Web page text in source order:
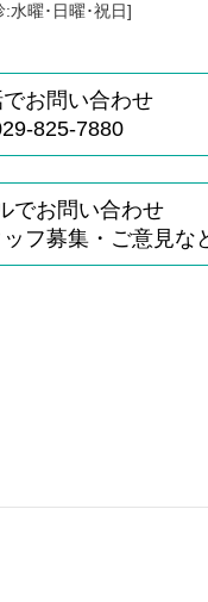
水曜･日曜･祝日]
お問い合わせ
825-7880
でお問い合わせ
フ募集・ご意見な